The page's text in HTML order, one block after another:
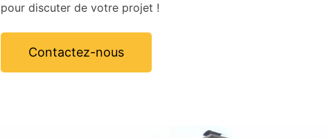
pour discuter de votre projet !
Contactez-nous